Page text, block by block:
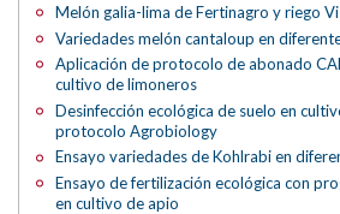
Melón galia-lima de Fertinagro y riego
Variedades melón cantaloup en
Aplicación de protocolo de abonado
cultivo de limoneros
Desinfección ecológica de suelo en
protocolo Agrobiology
Ensayo variedades de Kohlrabi en
Ensayo de fertilización ecológica con
en cultivo de apio